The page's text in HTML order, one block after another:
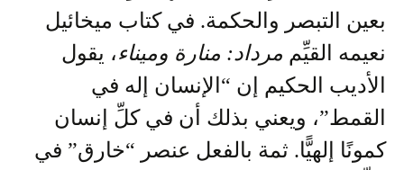
بعين التبصر والحكمة. في كتاب ميخائيل
نعيمه القيِّم مرداد: منارة وميناء، يقول
الأديب الحكيم إن “الإنسان إله في
القمط”، ويعني بذلك أن في كلِّ إنسان
كمونًا إلهيًّا. ثمة بالفعل عنصر “خارق” في